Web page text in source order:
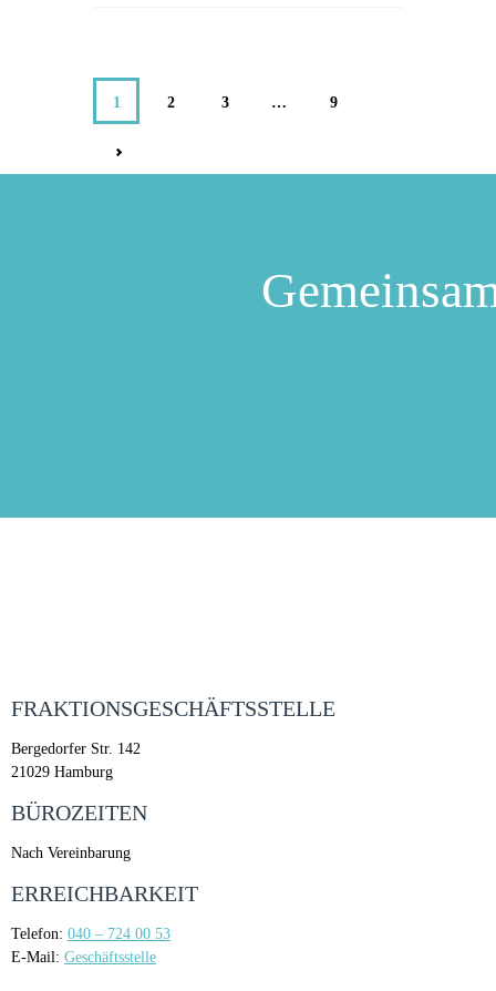
1 2 3 … 9
FRAKTIONSGESCHÄFTSSTELLE
Bergedorfer Str. 142
21029 Hamburg
BÜROZEITEN
Nach Vereinbarung
ERREICHBARKEIT
Telefon: 040 – 724 00 53
E-Mail: Geschäftsstelle